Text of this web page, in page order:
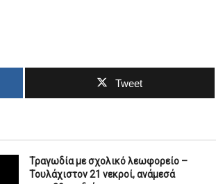
Tweet
Τραγωδία με σχολικό λεωφορείο –
Τουλάχιστον 21 νεκροί, ανάμεσά